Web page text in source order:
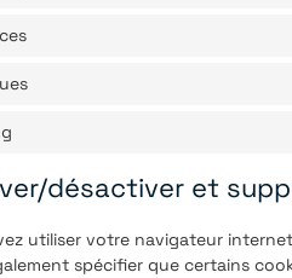
désactiver et
utiliser votre navigateur
spécifier que certains